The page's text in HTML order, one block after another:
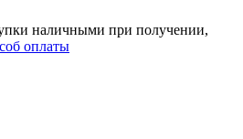
наличными при получении,
оплаты